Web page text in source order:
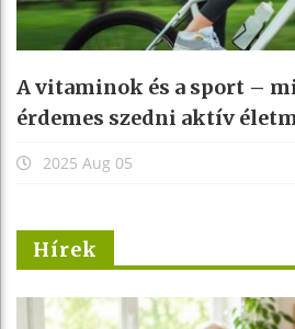
A vitaminok és a sport –
érdemes szedni aktív
2025 Aug 05
Hírek